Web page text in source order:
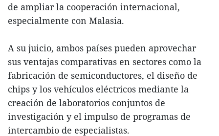
de ampliar la cooperación internacional,
especialmente con Malasia.
A su juicio, ambos países pueden aprovechar
sus ventajas comparativas en sectores como la
fabricación de semiconductores, el diseño de
chips y los vehículos eléctricos mediante la
creación de laboratorios conjuntos de
investigación y el impulso de programas de
intercambio de especialistas.